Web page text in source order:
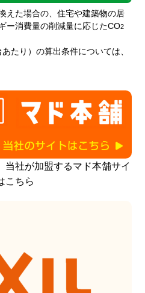
えた場合の、住宅や建築物の居
ー消費量の削減量に応じたCO2
たり）の算出条件については、
当社が加盟するマド本舗サイ
こちら